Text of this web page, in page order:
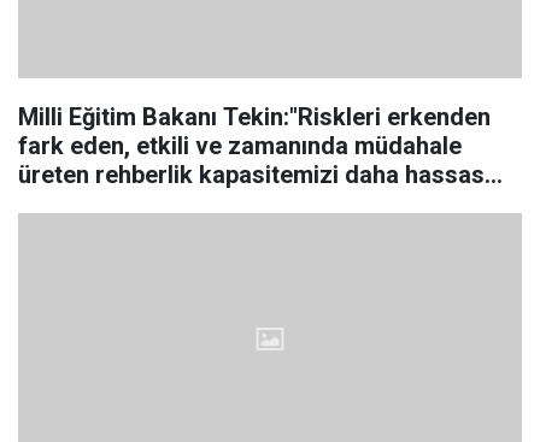
Milli Eğitim Bakanı Tekin:"Riskleri erkenden
fark eden, etkili ve zamanında müdahale
üreten rehberlik kapasitemizi daha hassas